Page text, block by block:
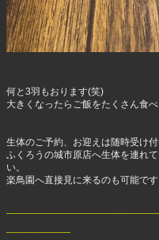
何と3羽もおります(笑)
大きくなったらご飯をたくさん食
生体のご予約、お迎えは随時受け付
ふくろうの城市原店へ生体を連れ
い。
楽鳥園へ直接見に来るのも可能で